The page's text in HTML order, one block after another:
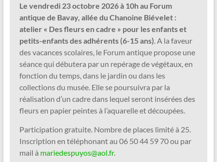
Le vendredi 23 octobre 2026 à 10h au Forum
antique de Bavay, allée du Chanoine Biévelet :
atelier « Des fleurs en cadre » pour les enfants et
petits-enfants des adhérents (6-15 ans) . A la faveur
des vacances scolaires, le Forum antique propose une
séance qui débutera par un repérage de végétaux, en
fonction du temps, dans le jardin ou dans les
collections du musée. Elle se poursuivra par la
réalisation d’un cadre dans lequel seront insérées des
fleurs en papier peintes à l’aquarelle et découpées.
Participation gratuite. Nombre de places limité à 25.
Inscription en téléphonant au 06 50 44 59 70 ou par
mail à mariedespuyos@aol.fr.